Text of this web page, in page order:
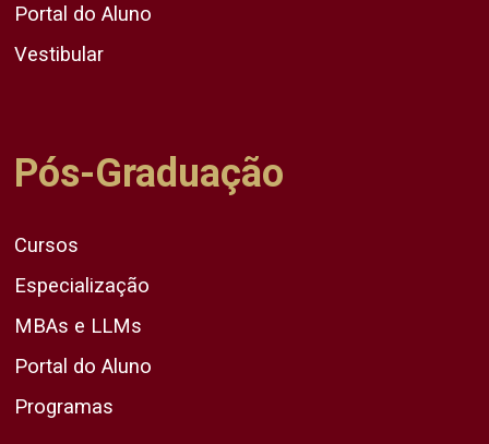
Portal do Aluno
Vestibular
Pós-Graduação
Cursos
Especialização
MBAs e LLMs
Portal do Aluno
Programas